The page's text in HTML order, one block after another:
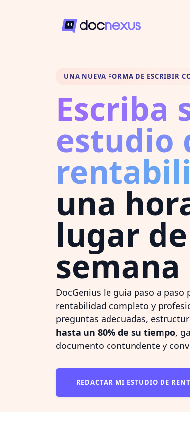
UNA NUEVA FORMA DE ESCRIBIR
Escriba
estudio
una
lugar
semana
DocGenius le guía paso a paso
rentabilidad completo y
preguntas adecuadas,
hasta un 80% de su tiempo,
documento contundente y
REDACTAR MI ESTUDIO DE